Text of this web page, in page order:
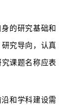
的研究基础和
究导向，认真
课题名称应表
和学科建设需